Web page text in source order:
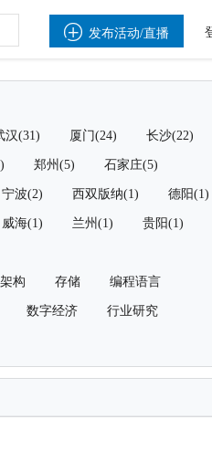
 发布活动/直播
汉(31) 厦门(24) 长沙(22)
郑州(5) 石家庄(5)
宁波(2) 西双版纳(1) 德阳(1)
威海(1) 兰州(1) 贵阳(1)
构 存储 编程语言
数字经济 行业研究